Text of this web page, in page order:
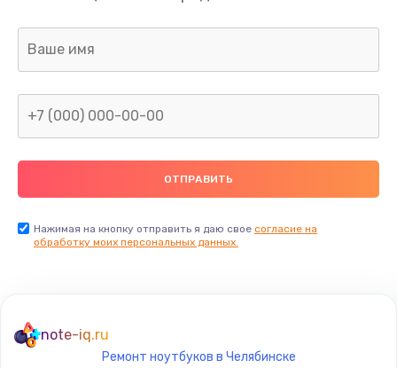
Нажимая на кнопку отправить я даю свое согласие на
обработку моих персональных данных.
note-iq.ru
Ремонт ноутбуков в Челябинске